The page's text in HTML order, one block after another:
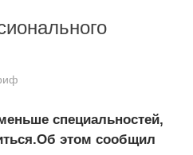
специальностей,
этом сообщил